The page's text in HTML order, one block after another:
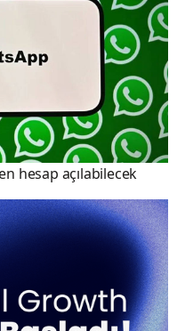
hesap açılabilecek